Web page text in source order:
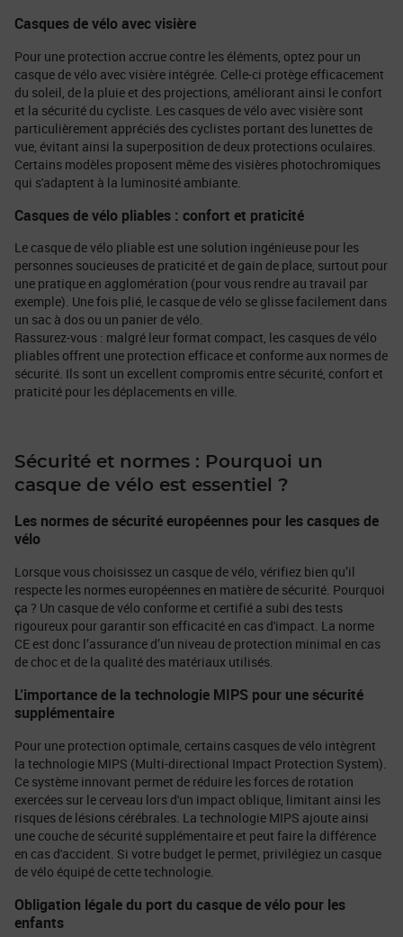
Casques de vélo avec visière
Pour une protection accrue contre les éléments, optez pour un
casque de vélo avec visière intégrée. Celle-ci protège efficacement
du soleil, de la pluie et des projections, améliorant ainsi le confort
et la sécurité du cycliste. Les casques de vélo avec visière sont
particulièrement appréciés des cyclistes portant des lunettes de
vue, évitant ainsi la superposition de deux protections oculaires.
Certains modèles proposent même des visières photochromiques
qui s'adaptent à la luminosité ambiante.
Casques de vélo pliables : confort et praticité
Le casque de vélo pliable est une solution ingénieuse pour les
personnes soucieuses de praticité et de gain de place, surtout pour
une pratique en agglomération (pour vous rendre au travail par
exemple). Une fois plié, le casque de vélo se glisse facilement dans
un sac à dos ou un panier de vélo.
Rassurez-vous : malgré leur format compact, les casques de vélo
pliables offrent une protection efficace et conforme aux normes de
sécurité. Ils sont un excellent compromis entre sécurité, confort et
praticité pour les déplacements en ville.
Sécurité et normes : Pourquoi un
casque de vélo est essentiel ?
Les normes de sécurité européennes pour les casques de
vélo
Lorsque vous choisissez un casque de vélo, vérifiez bien qu’il
respecte les normes européennes en matière de sécurité. Pourquoi
ça ? Un casque de vélo conforme et certifié a subi des tests
rigoureux pour garantir son efficacité en cas d'impact. La norme
CE est donc l’assurance d’un niveau de protection minimal en cas
de choc et de la qualité des matériaux utilisés.
L'importance de la technologie MIPS pour une sécurité
supplémentaire
Pour une protection optimale, certains casques de vélo intègrent
la technologie MIPS (Multi-directional Impact Protection System).
Ce système innovant permet de réduire les forces de rotation
exercées sur le cerveau lors d'un impact oblique, limitant ainsi les
risques de lésions cérébrales. La technologie MIPS ajoute ainsi
une couche de sécurité supplémentaire et peut faire la différence
en cas d'accident. Si votre budget le permet, privilégiez un casque
de vélo équipé de cette technologie.
Obligation légale du port du casque de vélo pour les
enfants